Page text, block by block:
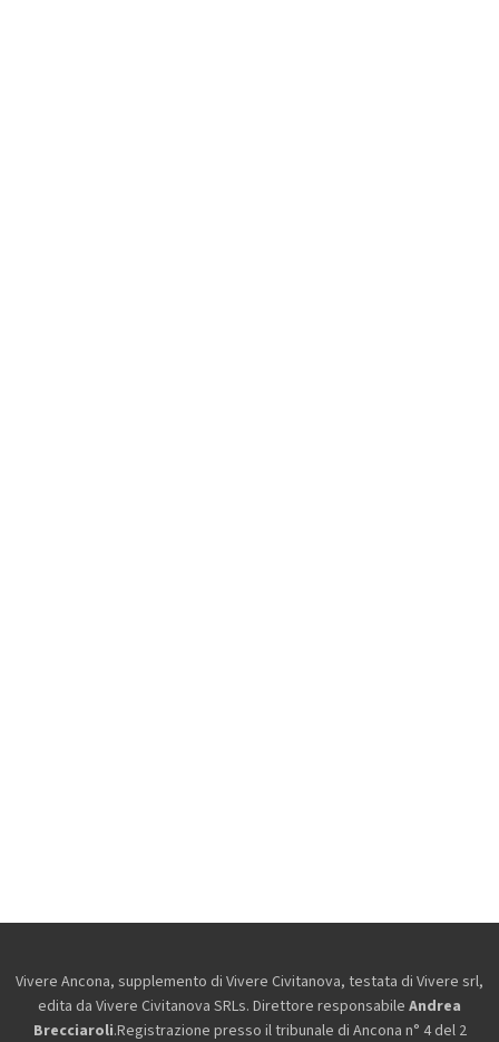
Vivere Ancona, supplemento di Vivere Civitanova, testata di Vivere srl,
edita da Vivere Civitanova SRLs. Direttore responsabile Andrea
Brecciaroli.Registrazione presso il tribunale di Ancona n° 4 del 2